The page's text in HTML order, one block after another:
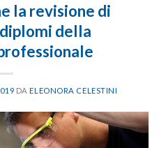
la revisione di
della
DAELEONORA CELESTINI